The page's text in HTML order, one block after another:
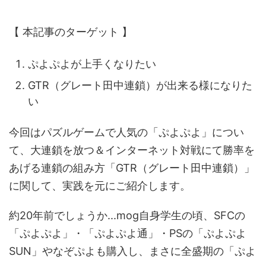
【 本記事のターゲット 】
ぷよぷよが上手くなりたい
GTR（グレート田中連鎖）が出来る様になりた
い
今回はパズルゲームで人気の「ぷよぷよ」につい
て、大連鎖を放つ＆インターネット対戦にて勝率を
あげる連鎖の組み方「GTR（グレート田中連鎖）」
に関して、実践を元にご紹介します。
約20年前でしょうか...mog自身学生の頃、SFCの
「ぷよぷよ」・「ぷよぷよ通」・PSの「ぷよぷよ
SUN」やなぞぷよも購入し、まさに全盛期の「ぷよ